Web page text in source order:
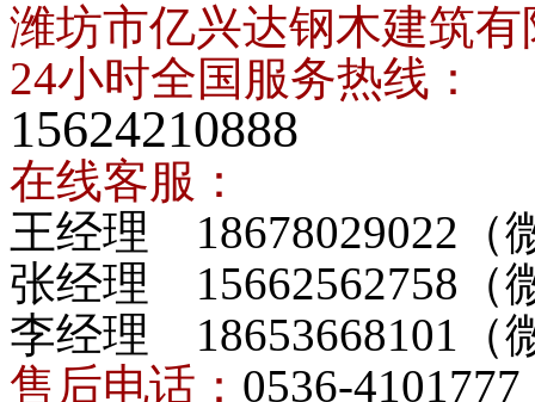
潍坊市亿兴达钢木建筑有
24小时全国服务热线：
15624210888
在线客服：
王经理 18678029022（
张经理 15662562758（
李经理 18653668101（
售后电话： 0536-4101777